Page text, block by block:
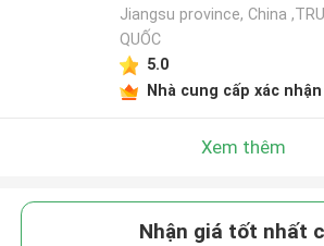
Jiangsu province, China
QUỐC
5.0
Nhà cung cấp xác nhận
Xem thêm
Nhận giá tốt nhất